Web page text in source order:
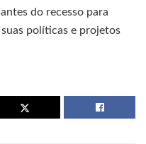
do recesso para
políticas e projetos